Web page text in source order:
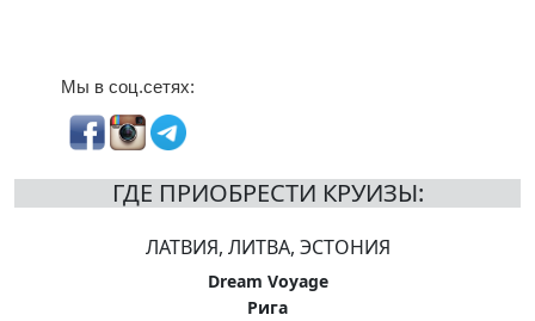
Мы в соц.сетях:
ГДЕ ПРИОБРЕСТИ КРУИЗЫ:
ЛАТВИЯ, ЛИТВА, ЭСТОНИЯ
Dream Voyage
Рига